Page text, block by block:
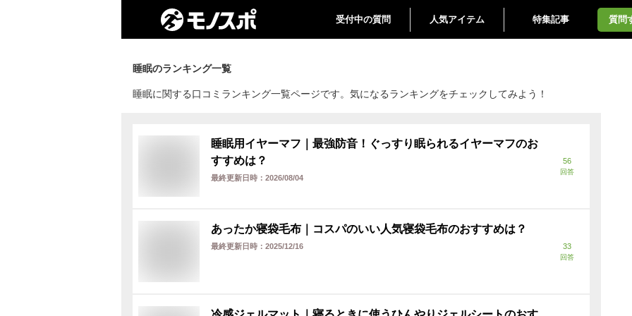
受付中の質問 人気アイテム 特集記事 質問
睡眠のランキング一覧
睡眠に関する口コミランキング一覧ページです。気になるランキングをチェックしてみよう！
睡眠用イヤーマフ｜最強防音！ぐっすり眠られるイヤーマフのお
すすめは？
最終更新日時： 2026/08/04
56
回答
あったか寝袋毛布｜コスパのいい人気寝袋毛布のおすすめは？
最終更新日時： 2025/12/16 33
回答